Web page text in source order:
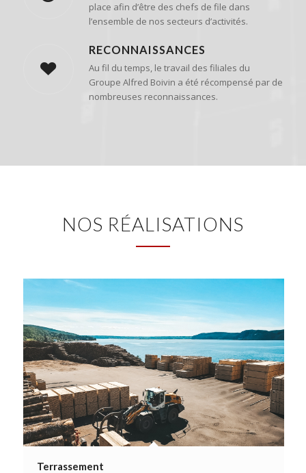
place afin d’être des chefs de file dans
l’ensemble de nos secteurs d’activités.
RECONNAISSANCES
Au fil du temps, le travail des filiales du
Groupe Alfred Boivin a été récompensé par de
nombreuses reconnaissances.
NOS RÉALISATIONS
Terrassement